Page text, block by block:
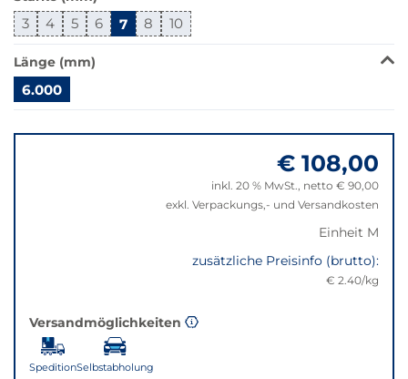
wechselt
der
Filter
auf
die
Alternative
3 4 5 6 7 8 10
Länge (mm)
6.000
zu
€ 108,00
inkl. 20 % MwSt., netto € 90,00
exkl. Verpackungs,- und Versandkosten
Einheit M
zusätzliche Preisinfo (brutto):
€ 2.40/kg
Versandmöglichkeiten
SpeditionSelbstabholung